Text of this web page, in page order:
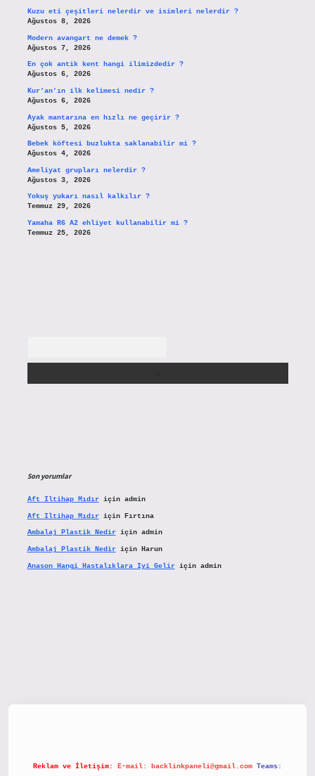
Kuzu eti çeşitleri nelerdir ve isimleri nelerdir ?
Ağustos 8, 2026
Modern avangart ne demek ?
Ağustos 7, 2026
En çok antik kent hangi ilimizdedir ?
Ağustos 6, 2026
Kur’an’ın ilk kelimesi nedir ?
Ağustos 6, 2026
Ayak mantarına en hızlı ne geçirir ?
Ağustos 5, 2026
Bebek köftesi buzlukta saklanabilir mi ?
Ağustos 4, 2026
Ameliyat grupları nelerdir ?
Ağustos 3, 2026
Yokuş yukarı nasıl kalkılır ?
Temmuz 29, 2026
Yamaha R6 A2 ehliyet kullanabilir mi ?
Temmuz 25, 2026
Son yorumlar
Aft Iltihap Mıdıriçin admin
Aft Iltihap Mıdıriçin Fırtına
Ambalaj Plastik Nediriçin admin
Ambalaj Plastik Nediriçin Harun
Anason Hangi Hastalıklara Iyi Geliriçin admin
Reklam ve İletişim: E-mail: backlinkpaneli@gmail.com Teams: